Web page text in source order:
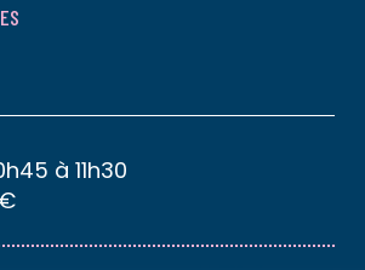
à 11h30